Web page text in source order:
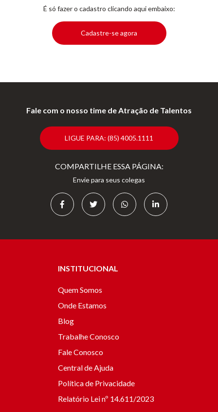
É só fazer o cadastro clicando aqui embaixo:
Cadastre-se agora
Fale com o nosso time de Atração de Talentos
LIGUE PARA: (85) 4005.1111
COMPARTILHE ESSA PÁGINA:
Envie para seus colegas
INSTITUCIONAL
Quem Somos
Onde Estamos
Blog
Trabalhe Conosco
Fale Conosco
Central de Ajuda
Política de Privacidade
Relatório Lei nº 14.611/2023